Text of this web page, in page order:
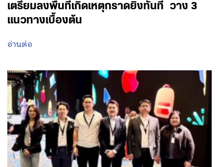
เตรียมลงพื้นที่เกิดเหตุกราดยิงทันที วาง 3
แนวทางเบื้องต้น
อ่านต่อ